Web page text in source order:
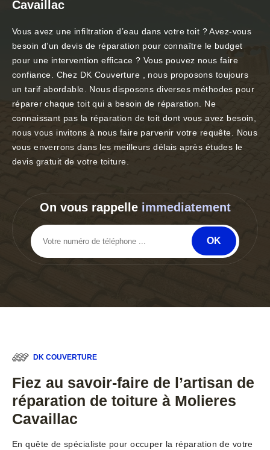
Cavaillac
Vous avez une infiltration d’eau dans votre toit ? Avez-vous
besoin d’un devis de réparation pour connaître le budget
pour une intervention efficace ? Vous pouvez nous faire
confiance. Chez DK Couverture , nous proposons toujours
un tarif abordable. Nous disposons diverses méthodes pour
réparer chaque toit qui a besoin de réparation. Ne
connaissant pas la réparation de toit dont vous avez besoin,
nous vous invitons à nous faire parvenir votre requête. Nous
vous enverrons dans les meilleurs délais après études le
devis gratuit de votre toiture.
On vous rappelle immediatement
DK COUVERTURE
Fiez au savoir-faire de l’artisan de
réparation de toiture à Molieres
Cavaillac
En quête de spécialiste pour occuper la réparation de votre